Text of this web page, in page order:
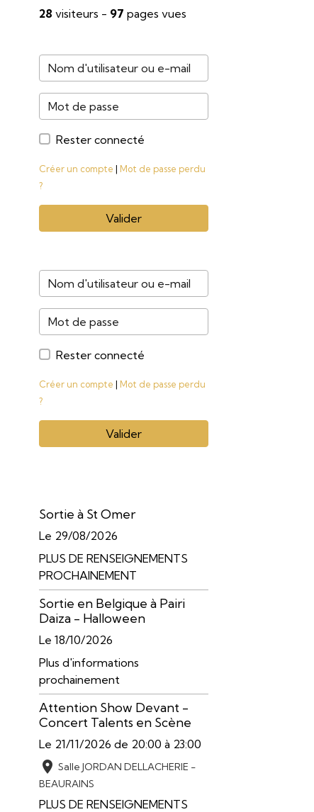
28 visiteurs - 97 pages vues
Rester connecté
Créer un compte | Mot de passe perdu
?
Valider
Rester connecté
Créer un compte | Mot de passe perdu
?
Valider
Sortie à St Omer
Le 29/08/2026
PLUS DE RENSEIGNEMENTS
PROCHAINEMENT
Sortie en Belgique à Pairi
Daiza - Halloween
Le 18/10/2026
Plus d'informations
prochainement
Attention Show Devant -
Concert Talents en Scène
Le 21/11/2026 de 20:00 à 23:00
Salle JORDAN DELLACHERIE -
BEAURAINS
PLUS DE RENSEIGNEMENTS